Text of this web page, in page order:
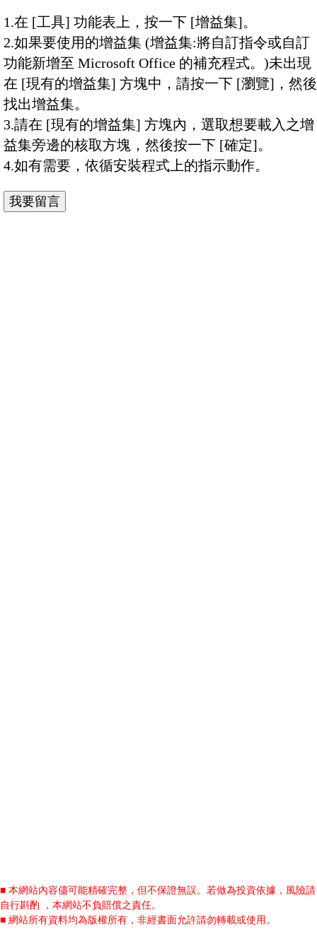
1.在 [工具] 功能表上，按一下 [增益集]。
2.如果要使用的增益集 (增益集:將自訂指令或自訂
功能新增至 Microsoft Office 的補充程式。)未出現
在 [現有的增益集] 方塊中，請按一下 [瀏覽]，然後
找出增益集。
3.請在 [現有的增益集] 方塊內，選取想要載入之增
益集旁邊的核取方塊，然後按一下 [確定]。
4.如有需要，依循安裝程式上的指示動作。
■ 本網站內容儘可能精確完整，但不保證無誤。若做為投資依據，風險請
自行斟酌 ，本網站不負賠償之責任。
■ 網站所有資料均為版權所有，非經書面允許請勿轉載或使用。